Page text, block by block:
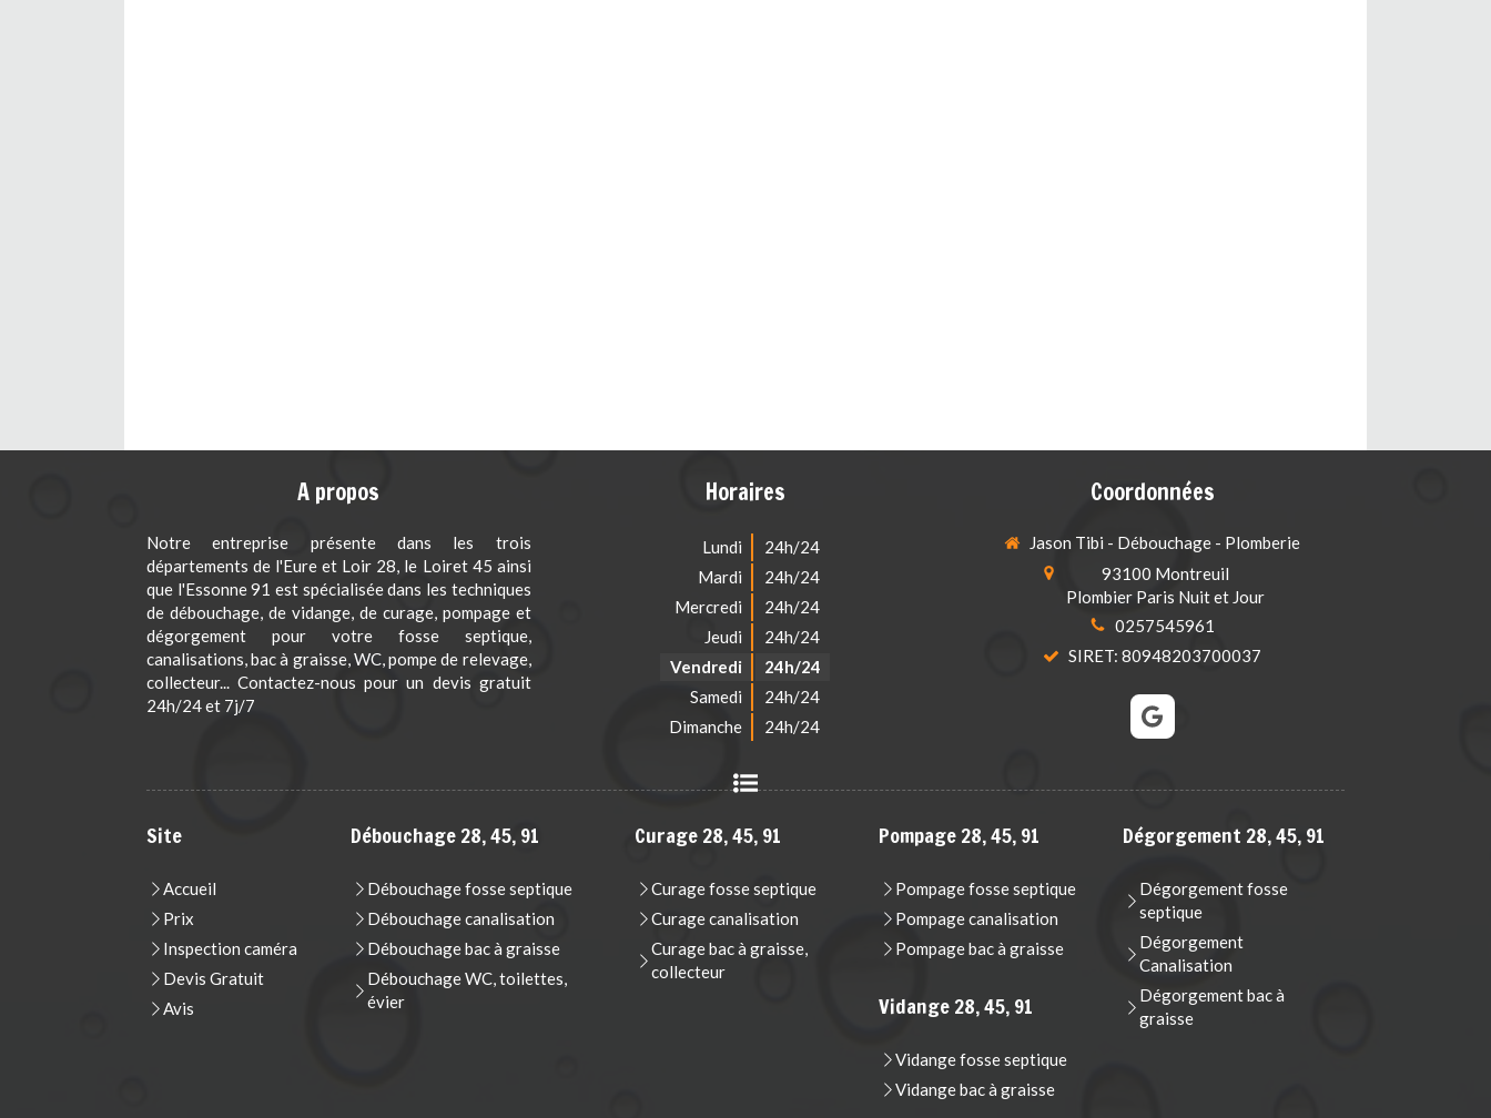
A propos
Notre entreprise présente dans les trois
départements de l'Eure et Loir 28, le Loiret 45 ainsi
que l'Essonne 91 est spécialisée dans les techniques
de débouchage, de vidange, de curage, pompage et
dégorgement pour votre fosse septique,
canalisations, bac à graisse, WC, pompe de relevage,
collecteur... Contactez-nous pour un devis gratuit
24h/24 et 7j/7
Horaires
Lundi
24h/24
Mardi
24h/24
Mercredi
24h/24
Jeudi
24h/24
Vendredi
24h/24
Samedi
24h/24
Dimanche
24h/24
Coordonnées
Jason Tibi - Débouchage - Plomberie
93100 Montreuil
Plombier Paris Nuit et Jour
0257545961
SIRET: 80948203700037
Site
Accueil
Prix
Inspection caméra
Devis Gratuit
Avis
Débouchage 28, 45, 91
Débouchage fosse septique
Débouchage canalisation
Débouchage bac à graisse
Débouchage WC, toilettes,
évier
Curage 28, 45, 91
Curage fosse septique
Curage canalisation
Curage bac à graisse,
collecteur
Pompage 28, 45, 91
Pompage fosse septique
Pompage canalisation
Pompage bac à graisse
Vidange 28, 45, 91
Vidange fosse septique
Vidange bac à graisse
Dégorgement 28, 45, 91
Dégorgement fosse
septique
Dégorgement
Canalisation
Dégorgement bac à
graisse